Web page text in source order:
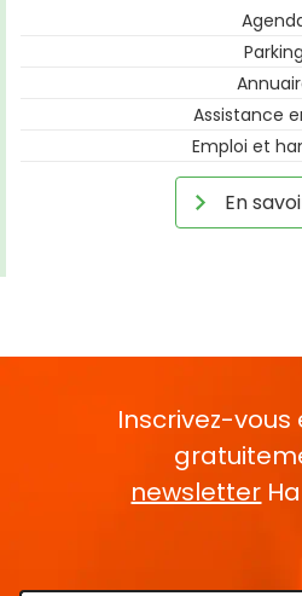
Parking
Assistance
Emploi et
En
Inscrivez-vous
newsletter